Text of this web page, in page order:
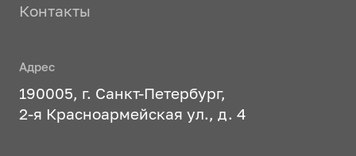
Контакты
Адрес
190005, г. Санкт-Петербург,
2-я Красноармейская ул., д. 4